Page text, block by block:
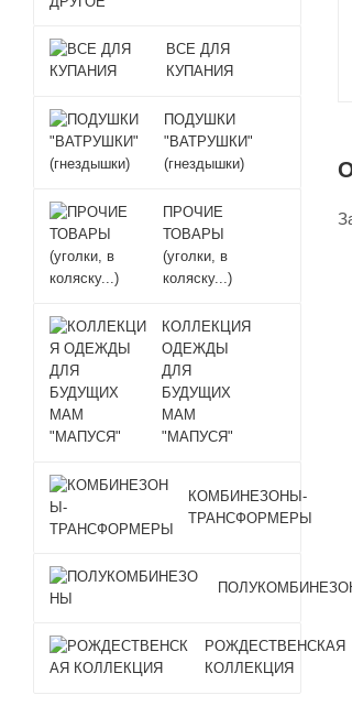
ВСЕ ДЛЯ
КУПАНИЯ
ПОДУШКИ
"ВАТРУШКИ"
(гнездышки)
ПРОЧИЕ
ТОВАРЫ
(уголки, в
коляску...)
КОЛЛЕКЦИЯ
ОДЕЖДЫ
ДЛЯ
БУДУЩИХ
МАМ
"МАПУСЯ"
КОМБИНЕЗОНЫ-
ТРАНСФОРМЕРЫ
РОЖДЕСТВЕНСКАЯ
КОЛЛЕКЦИЯ